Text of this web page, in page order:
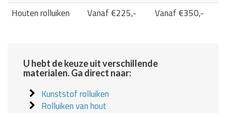
Houten rolluiken
Vanaf €225,- Vanaf €350,-
U hebt de keuze uit verschillende
materialen. Ga direct naar:
Kunststof rolluiken
Rolluiken van hout